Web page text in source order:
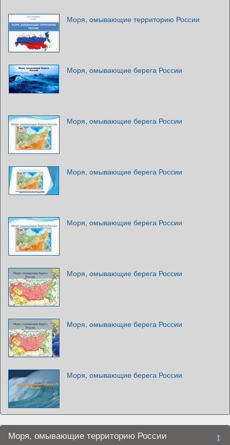
Моря, омывающие территорию России
Моря, омывающие берега России
Моря, омывающие берега России
Моря, омывающие берега России
Моря, омывающие берега России
Моря, омывающие берега России
Моря, омывающие берега России
Моря, омывающие берега России
Моря, омывающие территорию России